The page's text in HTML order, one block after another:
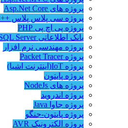
پروژه های Asp.Net Core
پروژه سی پلاس پلاس ++C
پروژه پی اچ پی PHP
بانک اطلاعاتی SQL Server
پروژه مهندسی نرم افزار
پروژه Packet Tracer
پروژه IoT(اینترنت اشیا)
پروژه پایتون
پروژه های NodeJs
پروژه اندروید
پروژه جاوا Java
پروژه پایتون-جنگو
پروژه الکترونیک AVR